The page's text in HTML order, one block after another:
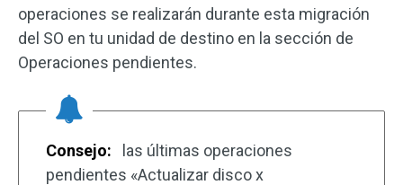
operaciones se realizarán durante esta migración
del SO en tu unidad de destino en la sección de
Operaciones pendientes.
Consejo:
las últimas operaciones
pendientes «Actualizar disco x